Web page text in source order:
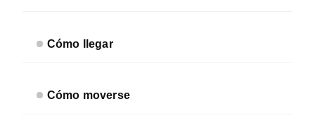
Cómo llegar
Cómo moverse